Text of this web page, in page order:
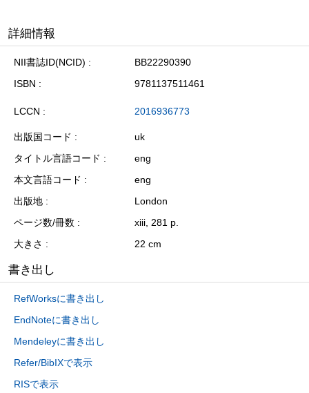
詳細情報
NII書誌ID(NCID)
BB22290390
ISBN
9781137511461
LCCN 2016936773
出版国コード
uk
タイトル言語コード
eng
本文言語コード
eng
出版地
London
ページ数/冊数
xiii, 281 p.
大きさ
22 cm
書き出し
RefWorksに書き出し
EndNoteに書き出し
Mendeleyに書き出し
Refer/BibIXで表示
RISで表示